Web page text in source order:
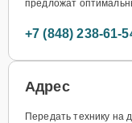
предложат
+7 (848) 238-61-
Адрес
Передать технику на